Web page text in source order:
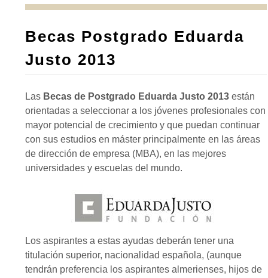
CONTENT
Becas Postgrado Eduarda
Justo 2013
Las Becas de Postgrado Eduarda Justo 2013 están
orientadas a seleccionar a los jóvenes profesionales con
mayor potencial de crecimiento y que puedan continuar
con sus estudios en máster principalmente en las áreas
de dirección de empresa (MBA), en las mejores
universidades y escuelas del mundo.
Los aspirantes a estas ayudas deberán tener una
titulación superior, nacionalidad española, (aunque
tendrán preferencia los aspirantes almerienses, hijos de